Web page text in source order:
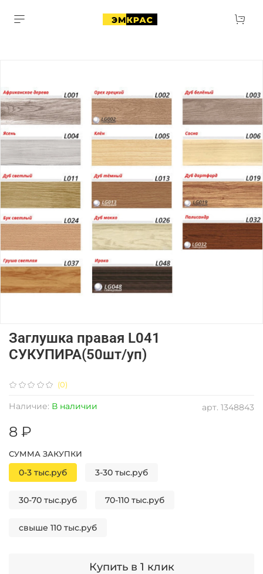
(0)
арт. 1348843
Наличие: В наличии
Заглушка правая L041
СУКУПИРА(50шт/уп)
8 ₽
Купить в 1 клик
СУММА ЗАКУПКИ
0-3 тыс.руб 3-30 тыс.руб
30-70 тыс.руб 70-110 тыс.руб
свыше 110 тыс.руб